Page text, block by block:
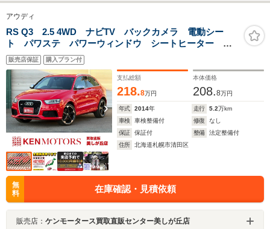
アウディ
RS Q3 2.5 4WD ナビTV バックカメラ 電動シー
ト パワステ パワーウィンドウ シートヒーター エ
アコン ETC キーレスエントリー アルミホイール
横滑り防止装置
販売店保証 購入プラン付
支払総額
218.8万円
本体価格
208.8万円
年式 2014年 走行 5.2万km
車検
車検整備付 修復
なし
保証
保証付 整備
法定整備付
住所
北海道札幌市清田区
無
料
在庫確認・見積依頼
販売店： ケンモータース買取直販センター美しが丘店